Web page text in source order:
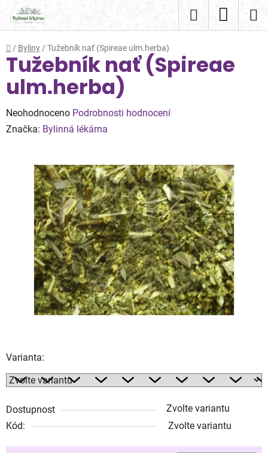
obsah
Hledat
KOŠÍK
Domů
/ Byliny / Tužebník nať (Spireae ulm.herba)
Varianta:
Dostupnost
Zvolte variantu
Kód:
Zvolte variantu
Tužebník nať (Spireae
ulm.herba)
Průměrné
hodnocení
hvězdiček.
Neohodnoceno Podrobnosti hodnocení
Značka: Bylinná lékárna